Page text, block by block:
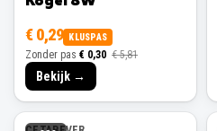
€ 0,29 KLUSPAS
Zonder pas € 0,30 € 5,81
Bekijk →